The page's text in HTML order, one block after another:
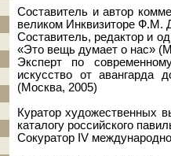
Составитель и автор
великом Инквизиторе Ф.М.
Составитель, редактор и
«Это вещь думает о нас»
Эксперт по
искусство от
(Москва, 2005)
Куратор художественных
каталогу российского
Сокуратор IV